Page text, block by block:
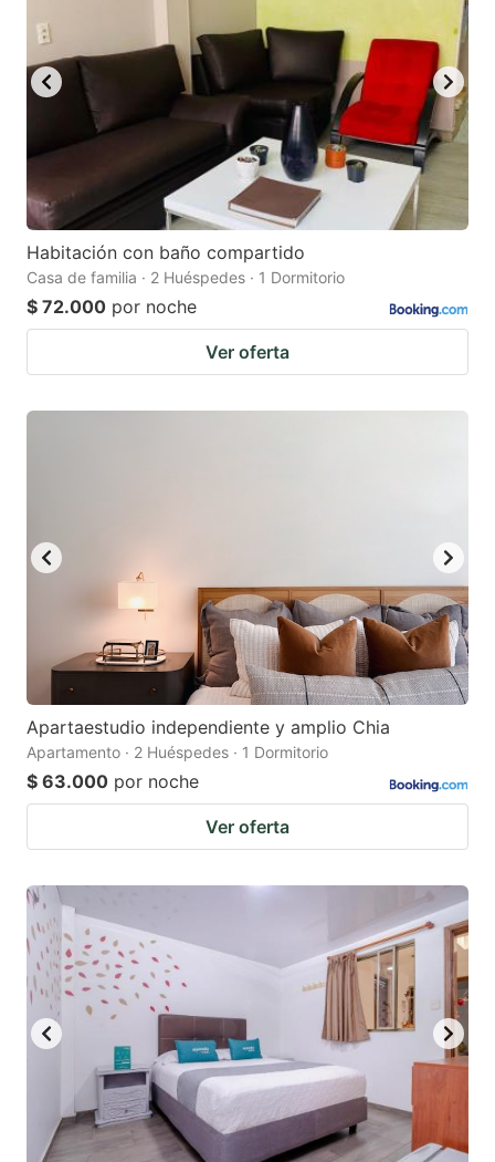
Habitación con baño compartido
Casa de familia · 2 Huéspedes · 1 Dormitorio
$ 72.000 por noche
Ver oferta
Apartaestudio independiente y amplio Chia
Apartamento · 2 Huéspedes · 1 Dormitorio
$ 63.000 por noche
Ver oferta